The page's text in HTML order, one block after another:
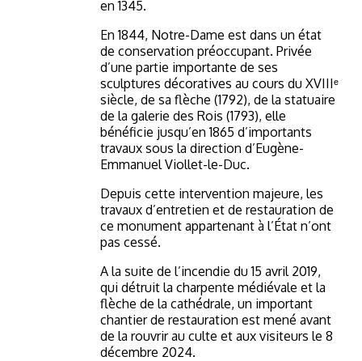
en 1345.
En 1844, Notre-Dame est dans un état
de conservation préoccupant. Privée
d’une partie importante de ses
sculptures décoratives au cours du XVIIIᵉ
siècle, de sa flèche (1792), de la statuaire
de la galerie des Rois (1793), elle
bénéficie jusqu’en 1865 d’importants
travaux sous la direction d’Eugène-
Emmanuel Viollet-le-Duc.
Depuis cette intervention majeure, les
travaux d’entretien et de restauration de
ce monument appartenant à l’État n’ont
pas cessé.
A la suite de l’incendie du 15 avril 2019,
qui détruit la charpente médiévale et la
flèche de la cathédrale, un important
chantier de restauration est mené avant
de la rouvrir au culte et aux visiteurs le 8
décembre 2024.